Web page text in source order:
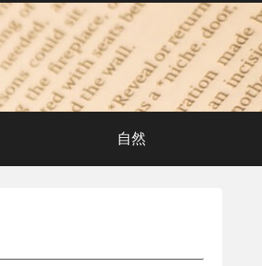
自然